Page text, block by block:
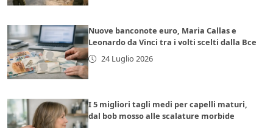
Nuove banconote euro, Maria Callas e
Leonardo da Vinci tra i volti scelti dalla Bce
24 Luglio 2026
I 5 migliori tagli medi per capelli maturi,
dal bob mosso alle scalature morbide